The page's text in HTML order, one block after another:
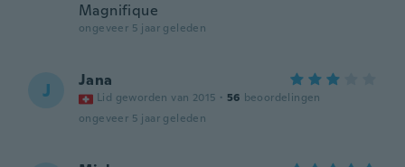
Magnifique
ongeveer 5 jaar geleden
J Jana
Lid geworden van 2015 · 56 beoordelingen
ongeveer 5 jaar geleden